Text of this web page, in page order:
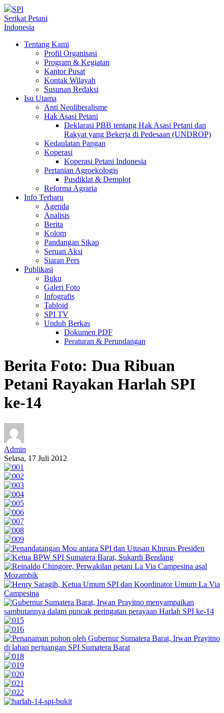
SPI
Serikat Petani
Indonesia
Tentang Kami
Profil Organisasi
Program & Kegiatan
Kantor Pusat
Kontak Wilayah
Susunan Redaksi
Isu Utama
Anti Neoliberalisme
Hak Asasi Petani
Deklarasi PBB tentang Hak Asasi Petani dan
Rakyat yang Bekerja di Pedesaan (UNDROP)
Kedaulatan Pangan
Koperasi
Koperasi Petani Indonesia
Pertanian Agroekologis
Pusdiklat & Demplot
Reforma Agraria
Info Terbaru
Agenda
Analisis
Berita
Kolom
Pandangan Sikap
Seruan Aksi
Siaran Pers
Publikasi
Buku
Galeri Foto
Infografis
Tabloid
SPI TV
Unduh Berkas
Dokumen PDF
Peraturan & Perundangan
Berita Foto: Dua Ribuan
Petani Rayakan Harlah SPI
ke-14
Admin
Selasa, 17 Juli 2012